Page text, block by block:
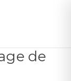
principal
de